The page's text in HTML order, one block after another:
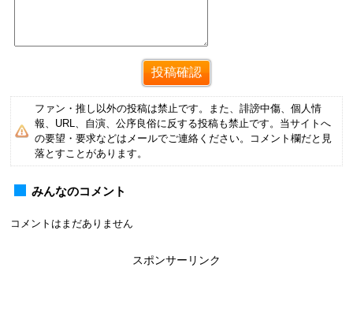
ファン・推し以外の投稿は禁止です。また、誹謗中傷、個人情
報、URL、自演、公序良俗に反する投稿も禁止です。当サイトへ
の要望・要求などはメールでご連絡ください。コメント欄だと見
落とすことがあります。
みんなのコメント
コメントはまだありません
スポンサーリンク